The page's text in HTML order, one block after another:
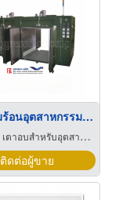
เตาอบลมร้อนอุตสาหกรรม ระบบไฟฟ้า
เตาอบสำหรับอุตสาหกรรม
ติดต่อผู้ขาย